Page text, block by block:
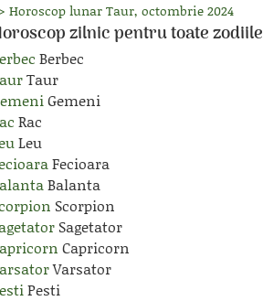
Horoscop lunar Taur, octombrie 2024
zilnic pentru toate zodiile
Berbec
Taur
Gemeni
Rac
Leu
Fecioara
Balanta
Scorpion
Sagetator
Capricorn
Varsator
Pesti